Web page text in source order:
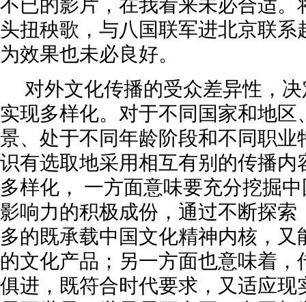
不已的影片，在我看来未必合适。
头扭秧歌，与八国联军进北京联系
为效果也未必良好。
对外文化传播的受众差异性，
实现多样化。对于不同国家和地区
景、处于不同年龄阶段和不同职业
识有选取地采用相互有别的传播内
多样化， 一方面意味要充分挖掘
影响力的积极成份，通过不断探索
多的既承载中国文化精神内核，又
的文化产品；另一方面也意味着，
俱进，既符合时代要求，又适应现